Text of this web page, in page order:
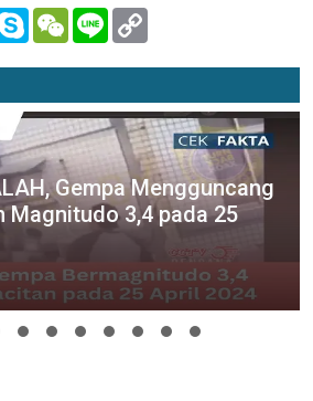
SkypeWeChatLine
Gempa Mengguncang
Magnitudo 3,4 pada 25